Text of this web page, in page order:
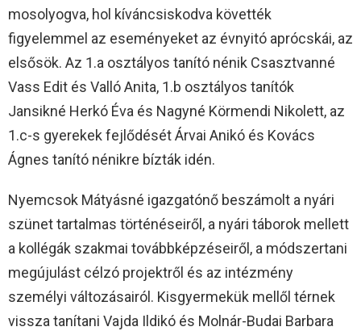
mosolyogva, hol kíváncsiskodva követték
figyelemmel az eseményeket az évnyitó aprócskái, az
elsősök. Az 1.a osztályos tanító nénik Csasztvanné
Vass Edit és Valló Anita, 1.b osztályos tanítók
Jansikné Herkó Éva és Nagyné Körmendi Nikolett, az
1.c-s gyerekek fejlődését Árvai Anikó és Kovács
Ágnes tanító nénikre bízták idén.
Nyemcsok Mátyásné igazgatónő beszámolt a nyári
szünet tartalmas történéseiről, a nyári táborok mellett
a kollégák szakmai továbbképzéseiről, a módszertani
megújulást célzó projektről és az intézmény
személyi változásairól. Kisgyermekük mellől térnek
vissza tanítani Vajda Ildikó és Molnár-Budai Barbara